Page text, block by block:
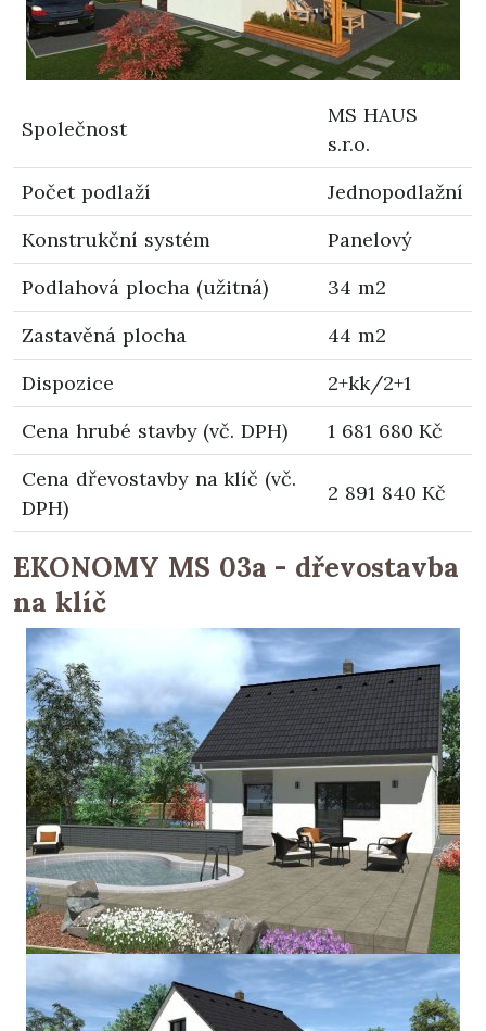
Společnost
MS HAUS
s.r.o.
Počet podlaží
Jednopodlažní
Konstrukční systém
Panelový
Podlahová plocha (užitná)
34 m2
Zastavěná plocha
44 m2
Dispozice
2+kk/2+1
Cena hrubé stavby (vč. DPH)
1 681 680 Kč
Cena dřevostavby na klíč (vč.
DPH)
2 891 840 Kč
EKONOMY MS 03a - dřevostavba
na klíč